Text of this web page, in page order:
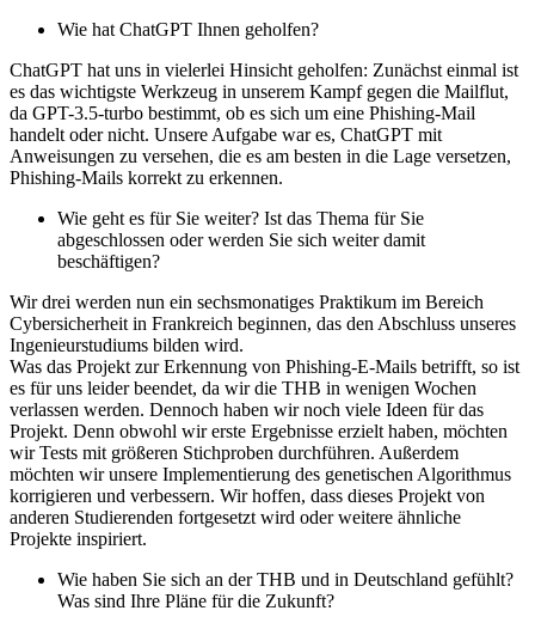
Wie hat ChatGPT Ihnen geholfen?
ChatGPT hat uns in vielerlei Hinsicht geholfen: Zunächst einmal ist
es das wichtigste Werkzeug in unserem Kampf gegen die Mailflut,
da GPT-3.5-turbo bestimmt, ob es sich um eine Phishing-Mail
handelt oder nicht. Unsere Aufgabe war es, ChatGPT mit
Anweisungen zu versehen, die es am besten in die Lage versetzen,
Phishing-Mails korrekt zu erkennen.
Wie geht es für Sie weiter? Ist das Thema für Sie
abgeschlossen oder werden Sie sich weiter damit
beschäftigen?
Wir drei werden nun ein sechsmonatiges Praktikum im Bereich
Cybersicherheit in Frankreich beginnen, das den Abschluss unseres
Ingenieurstudiums bilden wird.
Was das Projekt zur Erkennung von Phishing-E-Mails betrifft, so ist
es für uns leider beendet, da wir die THB in wenigen Wochen
verlassen werden. Dennoch haben wir noch viele Ideen für das
Projekt. Denn obwohl wir erste Ergebnisse erzielt haben, möchten
wir Tests mit größeren Stichproben durchführen. Außerdem
möchten wir unsere Implementierung des genetischen Algorithmus
korrigieren und verbessern. Wir hoffen, dass dieses Projekt von
anderen Studierenden fortgesetzt wird oder weitere ähnliche
Projekte inspiriert.
Wie haben Sie sich an der THB und in Deutschland gefühlt?
Was sind Ihre Pläne für die Zukunft?